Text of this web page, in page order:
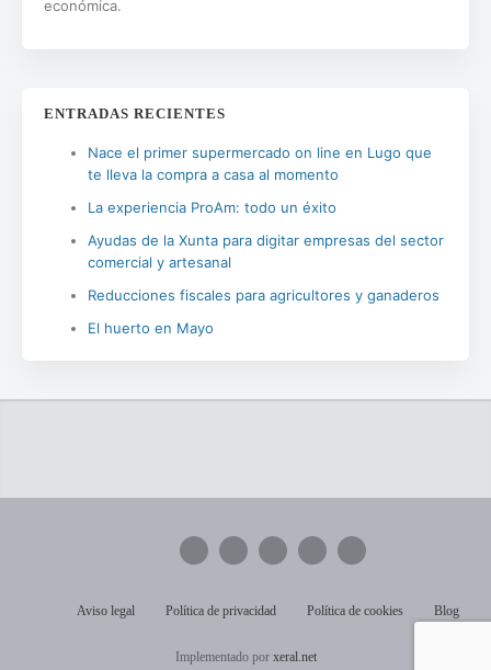
económica.
ENTRADAS RECIENTES
Nace el primer supermercado on line en Lugo que
te lleva la compra a casa al momento
La experiencia ProAm: todo un éxito
Ayudas de la Xunta para digitar empresas del sector
comercial y artesanal
Reducciones fiscales para agricultores y ganaderos
El huerto en Mayo
Aviso legal Política de privacidad Política de cookies Blog
Implementado por xeral.net